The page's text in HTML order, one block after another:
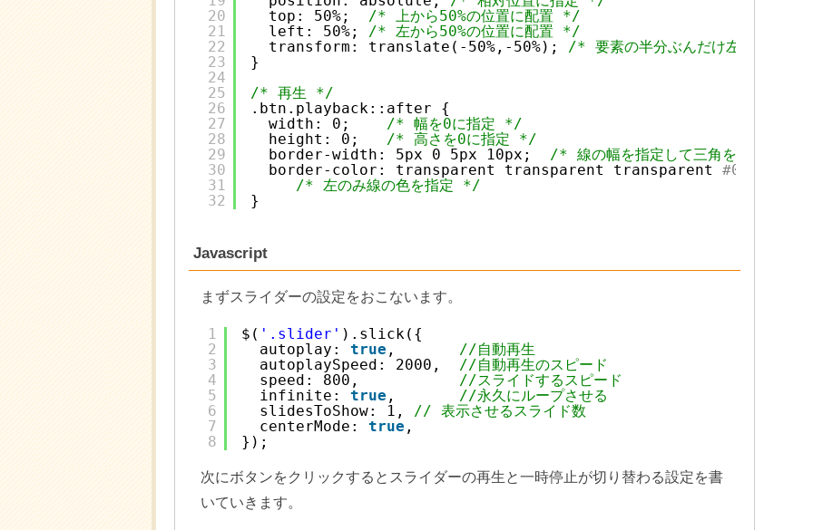
20
21
22
23
24
25
26
27
28
29
30
31
32
top: 50%; /* 上から50%の位置に配置 */
left: 50%; /* 左から50%の位置に配置 */
transform: translate(-50%,-50%); /* 要素の半分ぶんだけ左上方向に
}
/* 再生 */
.btn.playback::after {
width: 0; /* 幅を0に指定 */
height: 0; /* 高さを0に指定 */
border-width: 5px 0 5px 10px; /* 線の幅を指定して三角を作る */
border-color: transparent transparent transparent
#000;
/* 左のみ線の色を指定 */
}
Javascript
まずスライダーの設定をおこないます。
1
2
3
4
5
6
7
8
$( '.slider' ).slick({
autoplay: true , //自動再生
autoplaySpeed: 2000, //自動再生のスピード
speed: 800, //スライドするスピード
infinite: true , //永久にループさせる
slidesToShow: 1, // 表示させるスライド数
centerMode: true ,
});
次にボタンをクリックするとスライダーの再生と一時停止が切り替わる設定を書
いていきます。